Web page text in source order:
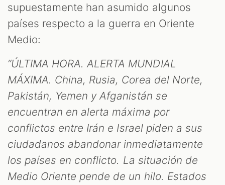
supuestamente han asumido algunos
países respecto a la guerra en Oriente
Medio:
“ÚLTIMA HORA. ALERTA MUNDIAL
MÁXIMA. China, Rusia, Corea del Norte,
Pakistán, Yemen y Afganistán se
encuentran en alerta máxima por
conflictos entre Irán e Israel piden a sus
ciudadanos abandonar inmediatamente
los países en conflicto. La situación de
Medio Oriente pende de un hilo. Estados